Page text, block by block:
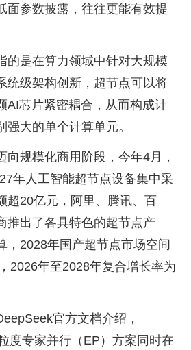
面参数披露，往往更能有效提
的是在算力领域中针对大规模
统级架构创新，超节点可以将
AI芯片紧密耦合，从而构成计
大的单个计算单元。
向规模化商用阶段，今年4月，
年人工智能超节点设备集中采
超20亿元，阿里、腾讯、百
推出了各具特色的超节点产
，2028年国产超节点市场空间
2026年至2028年复合增长率为
官方文档介绍，
度专家并行（EP）方案同时在